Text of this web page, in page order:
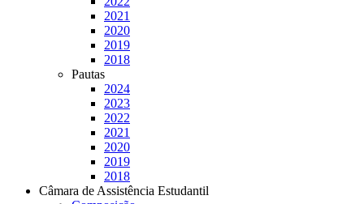
2021
2020
2019
2018
Pautas
2024
2023
2022
2021
2020
2019
2018
Câmara de Assistência Estudantil